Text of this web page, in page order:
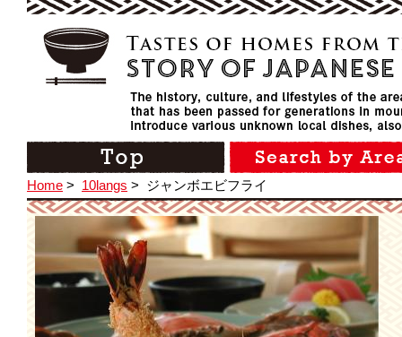
Home > 10langs > ジャンボエビフライ